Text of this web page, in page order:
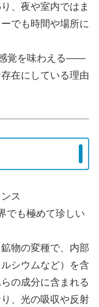
、夜や室内ではま
でも時間や場所に
感覚を味わえる――
在にしている理由
ス
でも極めて珍しい
物の変種で、内部
シウムなど）を含
の成分に含まれる
、光の吸収や反射